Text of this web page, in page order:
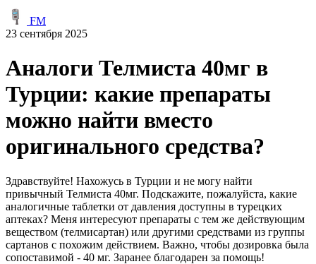
FM
23 сентября 2025
Аналоги Телмиста 40мг в
Турции: какие препараты
можно найти вместо
оригинального средства?
Здравствуйте! Нахожусь в Турции и не могу найти
привычный Телмиста 40мг. Подскажите, пожалуйста, какие
аналогичные таблетки от давления доступны в турецких
аптеках? Меня интересуют препараты с тем же действующим
веществом (телмисартан) или другими средствами из группы
сартанов с похожим действием. Важно, чтобы дозировка была
сопоставимой - 40 мг. Заранее благодарен за помощь!